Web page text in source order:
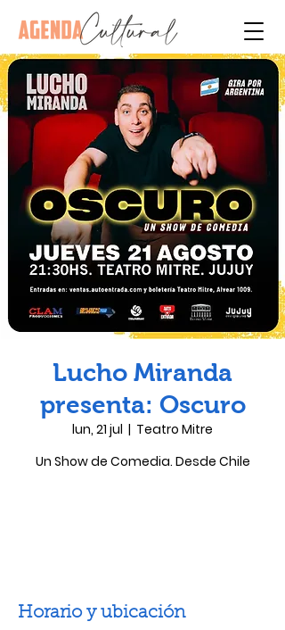
Lucho Miranda
presenta: Oscuro
lun, 21 jul
  |
Teatro Mitre
Un Show de Comedia. Desde Chile
Horario y ubicación